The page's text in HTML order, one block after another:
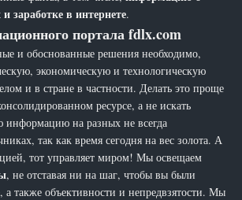
заработке в интернете.
портала fdlx.com
и обоснованные решения необходимо,
экономическую и технологическую
и в стране в частности. Делать это проще
ресурсе, а не искать
информацию на разных не всегда
так как время сегодня на вес золота. А
тот управляет миром! Мы освещаем
, не отставая ни на шаг, чтобы вы были
а также объективности и непредвзятости. Мы